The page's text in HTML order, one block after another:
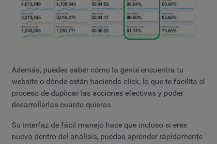
Además, puedes saber cómo la gente encuentra tu
website o dónde están haciendo click, lo que te facilita el
proceso de duplicar las acciones efectivas y poder
desarrollarlas cuanto quieras.
Su interfaz de fácil manejo hace que incluso si eres
nuevo dentro del análisis, puedas aprender rápidamente